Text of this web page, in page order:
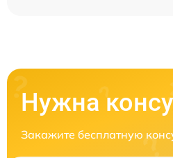
Нужна
Закажите бесплатную